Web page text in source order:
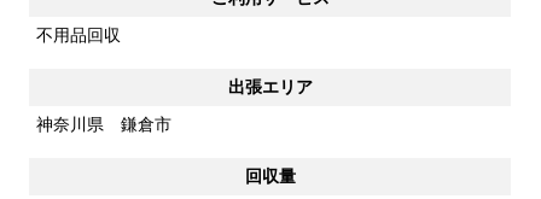
不用品回収
出張エリア
神奈川県 鎌倉市
回収量